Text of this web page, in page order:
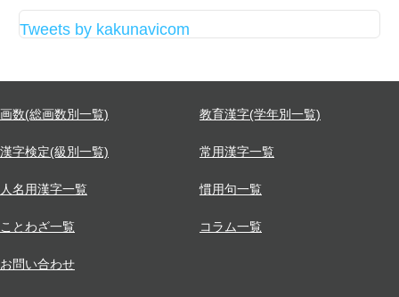
Tweets by kakunavicom
画数(総画数別一覧) 教育漢字(学年別一覧)
漢字検定(級別一覧) 常用漢字一覧
人名用漢字一覧 慣用句一覧
ことわざ一覧 コラム一覧
お問い合わせ